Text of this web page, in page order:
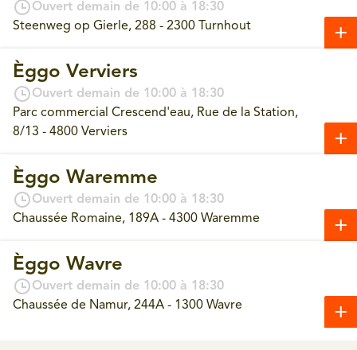
Ouvert demain de 10:00 à 18:30
Steenweg op Gierle, 288 - 2300 Turnhout
Èggo Verviers
Ouvert demain de 10:00 à 18:30
Parc commercial Crescend'eau, Rue de la Station,
8/13 - 4800 Verviers
Èggo Waremme
Ouvert demain de 10:00 à 18:30
Chaussée Romaine, 189A - 4300 Waremme
Èggo Wavre
Ouvert demain de 10:00 à 18:30
Chaussée de Namur, 244A - 1300 Wavre